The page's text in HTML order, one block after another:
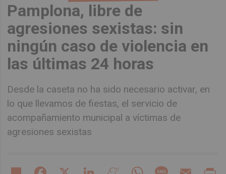
Pamplona, libre de
agresiones sexistas: sin
ningún caso de violencia en
las últimas 24 horas
Desde la caseta no ha sido necesario activar, en
lo que llevamos de fiestas, el servicio de
acompañamiento municipal a víctimas de
agresiones sexistas
Share Facebook LinkedIn MeneameWhatsAppMessageEmail